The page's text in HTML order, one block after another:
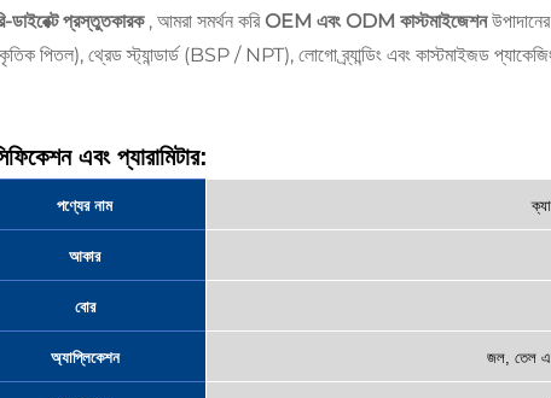
ডাইরেক্ট প্রস্তুতকারক , আমরা সমর্থন করি OEM এবং ODM কাস্টমাইজেশন
পিতল), থ্রেড স্ট্যান্ডার্ড (BSP / NPT), লোগো ব্র্যান্ডিং এবং কাস্টমাইজড
এবং প্যারামিটার:
পণ্যের নাম
আকার
বোর
অ্যাপ্লিকেশন জল, তেল